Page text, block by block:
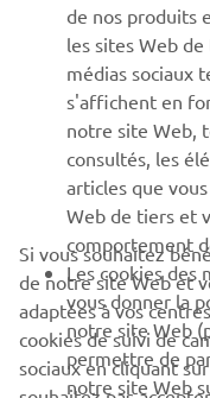
SUPPORT
NEWSLETTER
Découvrez en
spéciaux, les
de nos produits
les sites Web
médias sociaux
s'affichent en
notre site Web,
consultés, les
articles que
Web de tiers et
comportement
Les cookies des
vous donner la
notre site Web
permettre de
notre site Web
Si vous souhaitez
de notre site Web et
adaptées à vos
cookies de suivi de
sociaux en cliquant